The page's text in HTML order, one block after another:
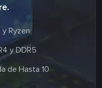
y Ryzen
y DDR5
de Hasta 10